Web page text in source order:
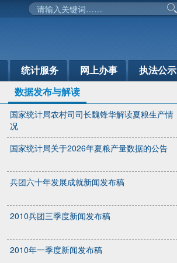
统计服务 网上办事 执法公示
部门动态
数据发布与解读
国家统计局农村司司长魏锋华解读夏粮生产情
况
国家统计局关于2026年夏粮产量数据的公告
兵团六十年发展成就新闻发布稿
2010兵团三季度新闻发布稿
2010年一季度新闻发布稿